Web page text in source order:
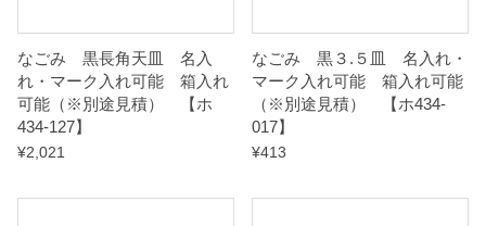
【
ホ
4
3
なごみ 黒長角天皿 名入
れ・マーク入れ可能 箱入れ
可能（※別途見積） 【ホ
434-127】
¥2,021
なごみ 黒３.５皿 名入れ・
マーク入れ可能 箱入れ可能
（※別途見積） 【ホ434-
017】
¥413